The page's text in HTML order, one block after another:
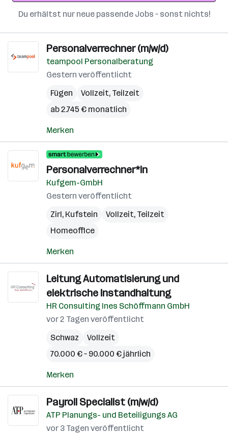
Du erhältst nur neue passende Jobs – sonst nichts!
Personalverrechner (m/w/d)
teampool Personalberatung
Gestern veröffentlicht
Fügen
Vollzeit, Teilzeit
ab 2.745 € monatlich
Merken
Personalverrechner*in
Kufgem-GmbH
Gestern veröffentlicht
Zirl, Kufstein
Vollzeit, Teilzeit
Homeoffice
Merken
Leitung Automatisierung und
elektrische Instandhaltung
HR Consulting Ines Schöffmann GmbH
vor 2 Tagen veröffentlicht
Schwaz
Vollzeit
70.000 € – 90.000 € jährlich
Merken
Payroll Specialist (m/w/d)
ATP Planungs- und Beteiligungs AG
vor 3 Tagen veröffentlicht